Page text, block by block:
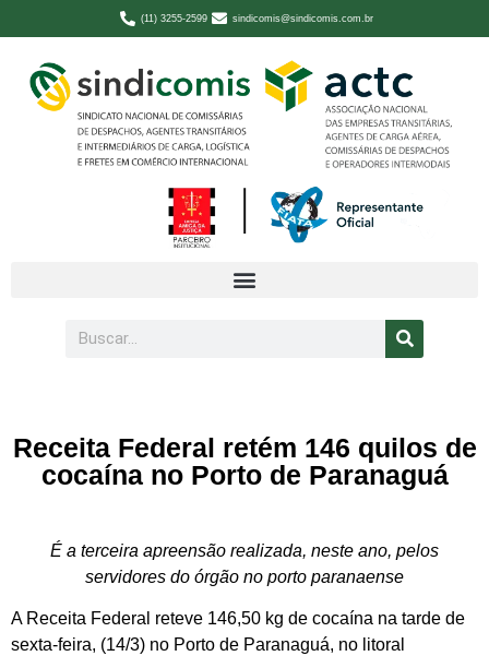
(11) 3255-2599 sindicomis@sindicomis.com.br
Receita Federal retém 146 quilos de
cocaína no Porto de Paranaguá
É a terceira apreensão realizada, neste ano, pelos
servidores do órgão no porto paranaense
A Receita Federal reteve 146,50 kg de cocaína na tarde de
sexta-feira, (14/3) no Porto de Paranaguá, no litoral